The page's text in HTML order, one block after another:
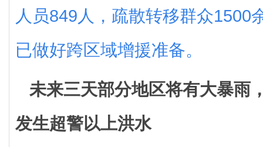
人员849人，疏散转移群众1500
已做好跨区域增援准备。
未来三天部分地区将有大暴雨
发生超警以上洪水